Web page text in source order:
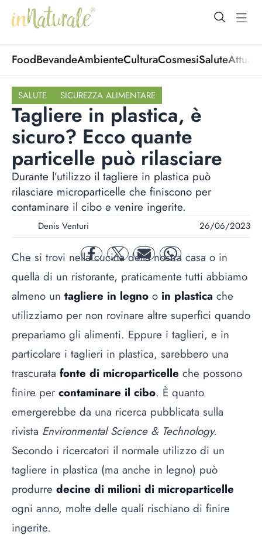
open
FoodBevandeAmbienteCulturaCosmesiSalute
SALUTE SICUREZZA ALIMENTARE
Tagliere in plastica, è
sicuro? Ecco quante
particelle può rilasciare
Durante l’utilizzo il tagliere in plastica può
rilasciare microparticelle che finiscono per
contaminare il cibo e venire ingerite.
Denis Venturi 26/06/2023
facebooktwitter mail whatsapp
Che si trovi nella cucina della nostra casa o in
quella di un ristorante, praticamente tutti abbiamo
almeno un tagliere in legno o in plastica che
utilizziamo per non rovinare altre superfici quando
prepariamo gli alimenti. Eppure i taglieri, e in
particolare i taglieri in plastica, sarebbero una
trascurata fonte di microparticelle che possono
finire per contaminare il cibo. È quanto
emergerebbe da una ricerca pubblicata sulla
rivista Environmental Science & Technology.
Secondo i ricercatori il normale utilizzo di un
tagliere in plastica (ma anche in legno) può
produrre decine di milioni di microparticelle
ogni anno, molte delle quali rischiano di finire
ingerite.